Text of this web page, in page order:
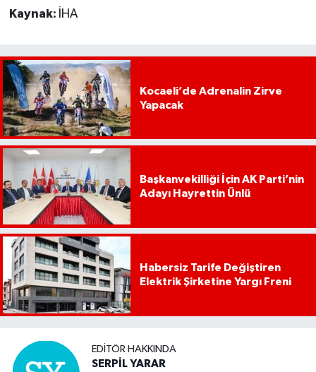
Kaynak: İHA
Kocaeli’de Adrenalin Zirve
Yapacak
Başkanvekilliği İçin AK Parti’nin
Adayı Hayrettin Ünlü
Habersiz Tarife Değiştiren
Elektrik Şirketine Yargı Freni
EDITÖR HAKKINDA
SERPİL YARAR